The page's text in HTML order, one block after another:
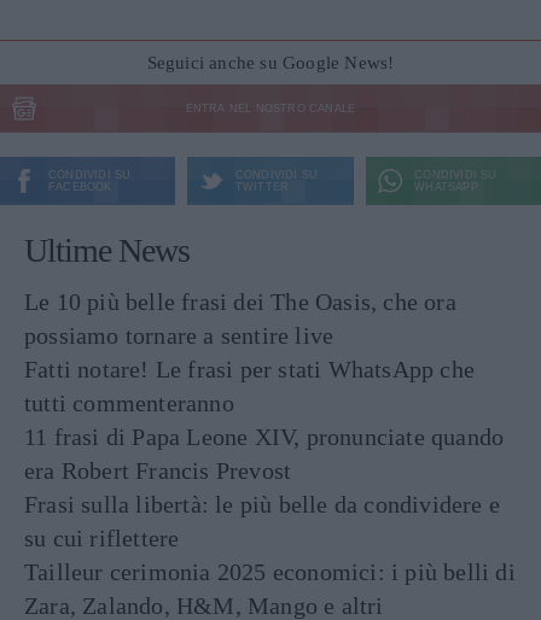
Seguici anche su Google News!
ENTRA NEL NOSTRO CANALE
CONDIVIDI SU
FACEBOOK
CONDIVIDI SU
TWITTER
CONDIVIDI SU
WHATSAPP
Ultime News
Le 10 più belle frasi dei The Oasis, che ora
possiamo tornare a sentire live
Fatti notare! Le frasi per stati WhatsApp che
tutti commenteranno
11 frasi di Papa Leone XIV, pronunciate quando
era Robert Francis Prevost
Frasi sulla libertà: le più belle da condividere e
su cui riflettere
Tailleur cerimonia 2025 economici: i più belli di
Zara, Zalando, H&M, Mango e altri